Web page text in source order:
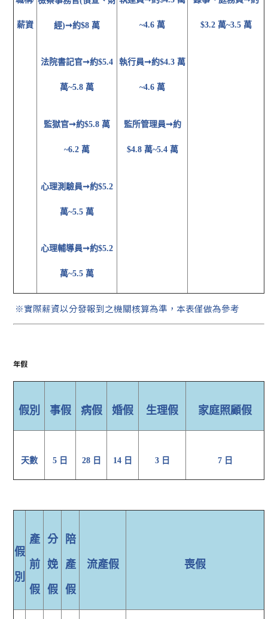
薪資 經)➞約$8 萬
法院書記官➞約$5.4
萬~5.8 萬
監獄官➞約$5.8 萬
~6.2 萬
心理測驗員➞約$5.2
萬~5.5 萬
心理輔導員➞約$5.2
萬~5.5 萬
~4.6 萬
執行員➞約$4.3 萬
~4.6 萬
監所管理員➞約
$4.8 萬~5.4 萬
$3.2 萬~3.5 萬
※實際薪資以分發報到之機關核算為準，本表僅做為參考
年假
假別 事假 病假 婚假 生理假 家庭照顧假
天數 5 日 28 日 14 日 3 日 7 日
假
別
產
前
假
分
娩
假
陪
產
假
流產假 喪假